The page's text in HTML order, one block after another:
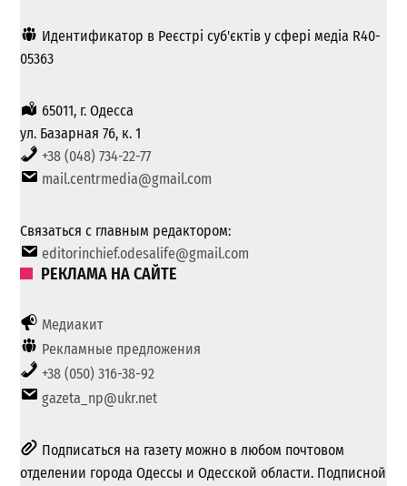
Идентификатор в Реєстрі суб'єктів у сфері медіа R40-
05363
65011, г. Одесса
ул. Базарная 76, к. 1
+38 (048) 734-22-77
mail.centrmedia@gmail.com
Связаться с главным редактором:
editorinchief.odesalife@gmail.com
РЕКЛАМА НА САЙТЕ
Медиакит
Рекламные предложения
+38 (050) 316-38-92
gazeta_np@ukr.net
Подписаться на газету можно в любом почтовом
отделении города Одессы и Одесской области. Подписной